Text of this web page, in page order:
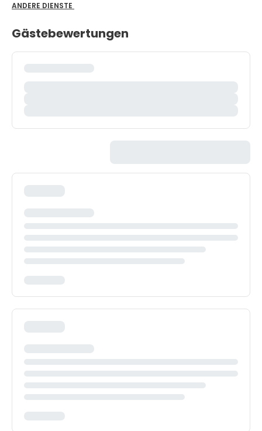
ANDERE DIENSTE
Gästebewertungen